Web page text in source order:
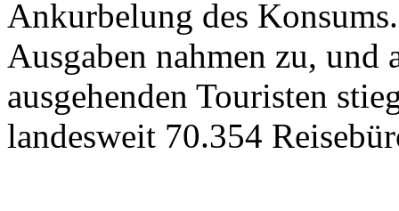
Ankurbelung des
Ausgaben nahmen zu,
ausgehenden Touristen
landesweit 70.354